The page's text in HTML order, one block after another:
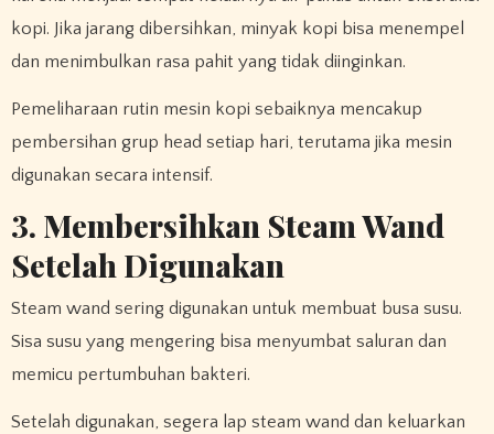
kopi. Jika jarang dibersihkan, minyak kopi bisa menempel
dan menimbulkan rasa pahit yang tidak diinginkan.
Pemeliharaan rutin mesin kopi sebaiknya mencakup
pembersihan grup head setiap hari, terutama jika mesin
digunakan secara intensif.
3. Membersihkan Steam Wand
Setelah Digunakan
Steam wand sering digunakan untuk membuat busa susu.
Sisa susu yang mengering bisa menyumbat saluran dan
memicu pertumbuhan bakteri.
Setelah digunakan, segera lap steam wand dan keluarkan